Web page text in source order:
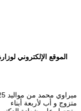
ميراوي محمد من مواليد 25 سبتمبر 1963 بعين الدفلة
متزوج و أب لأربعة أبناء